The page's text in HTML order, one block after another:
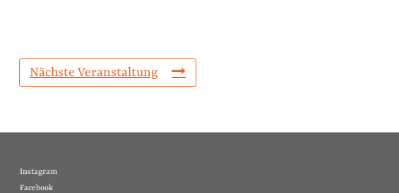
Nächste Veranstaltung
Instagram
Facebook